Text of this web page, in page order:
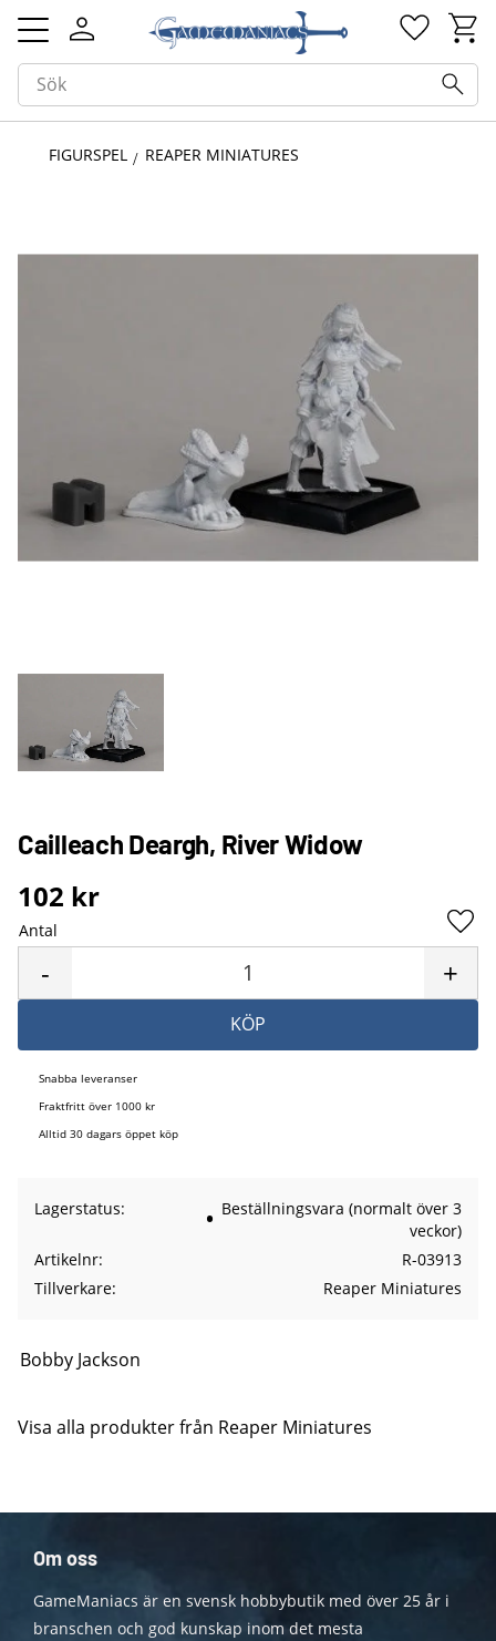
Meny
FIGURSPEL REAPER MINIATURES
Cailleach Deargh, River Widow
102 kr
Antal
+
-
KÖP
Snabba leveranser
Fraktfritt över 1000 kr
Alltid 30 dagars öppet köp
Lagerstatus
Beställningsvara (normalt över 3
veckor)
Artikelnr
R-03913
Tillverkare
Reaper Miniatures
Bobby Jackson
Visa alla produkter från Reaper Miniatures
Om oss
GameManiacs är en svensk hobbybutik med över 25 år i
branschen och god kunskap inom det mesta